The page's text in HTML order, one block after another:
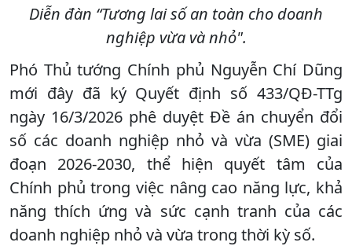
Diễn đàn “Tương lai số an toàn cho doanh
nghiệp vừa và nhỏ".
Phó Thủ tướng Chính phủ Nguyễn Chí Dũng
mới đây đã ký Quyết định số 433/QĐ-TTg
ngày 16/3/2026 phê duyệt Đề án chuyển đổi
số các doanh nghiệp nhỏ và vừa (SME) giai
đoạn 2026-2030, thể hiện quyết tâm của
Chính phủ trong việc nâng cao năng lực, khả
năng thích ứng và sức cạnh tranh của các
doanh nghiệp nhỏ và vừa trong thời kỳ số.